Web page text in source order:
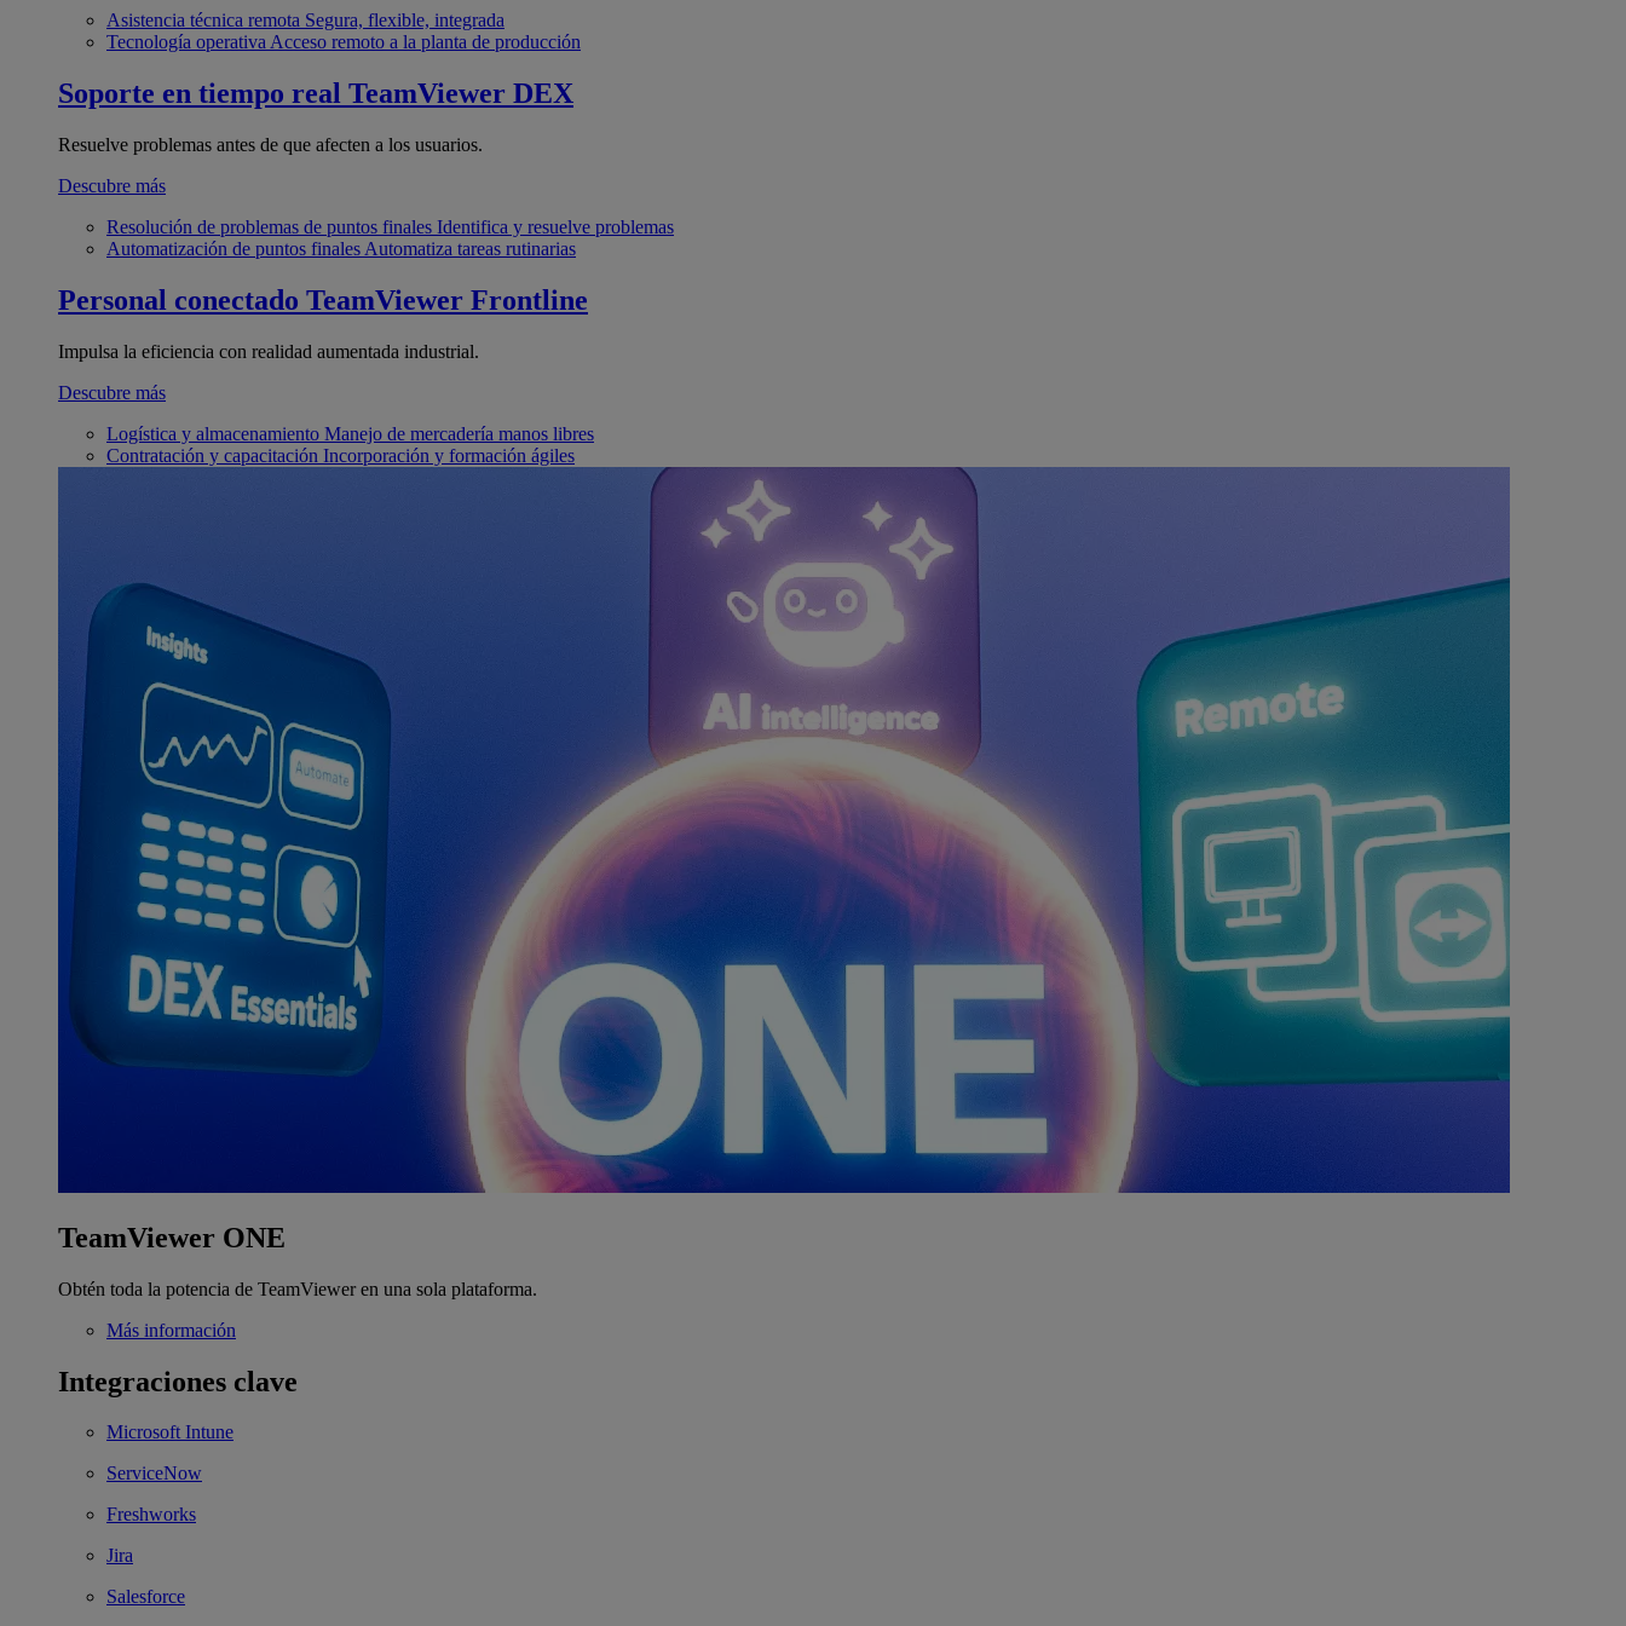
Asistencia técnica remota Segura, flexible, integrada
Tecnología operativa Acceso remoto a la planta de producción
Soporte en tiempo real TeamViewer DEX
Resuelve problemas antes de que afecten a los usuarios.
Descubre más
Resolución de problemas de puntos finales Identifica y resuelve problemas
Automatización de puntos finales Automatiza tareas rutinarias
Personal conectado TeamViewer Frontline
Impulsa la eficiencia con realidad aumentada industrial.
Descubre más
Logística y almacenamiento Manejo de mercadería manos libres
Contratación y capacitación Incorporación y formación ágiles
TeamViewer ONE
Obtén toda la potencia de TeamViewer en una sola plataforma.
Más información
Integraciones clave
Microsoft Intune
ServiceNow
Freshworks
Jira
Salesforce